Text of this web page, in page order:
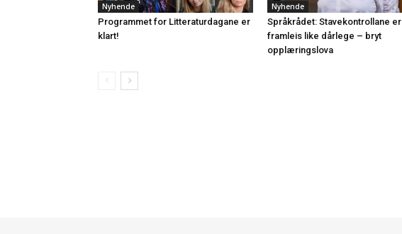
Nyhende
Programmet for Litteraturdagane er
klart!
Nyhende
Språkrådet: Stavekontrollane er
framleis like dårlege – bryt
opplæringslova